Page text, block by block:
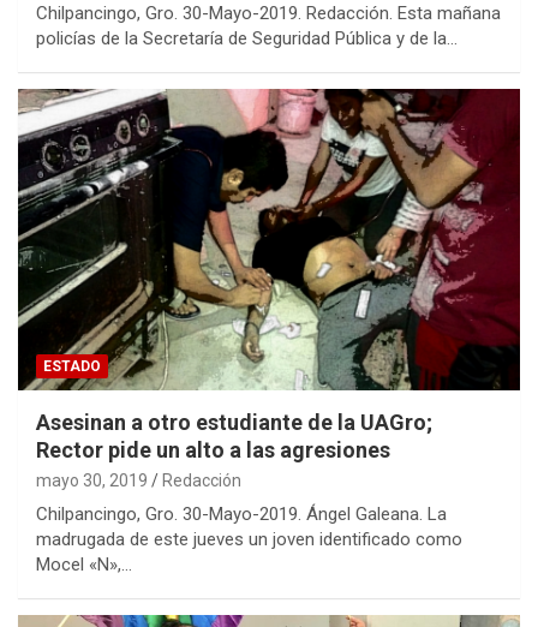
Chilpancingo, Gro. 30-Mayo-2019. Redacción. Esta mañana
policías de la Secretaría de Seguridad Pública y de la…
ESTADO
Asesinan a otro estudiante de la UAGro;
Rector pide un alto a las agresiones
mayo 30, 2019 Redacción
Chilpancingo, Gro. 30-Mayo-2019. Ángel Galeana. La
madrugada de este jueves un joven identificado como
Mocel «N»,…